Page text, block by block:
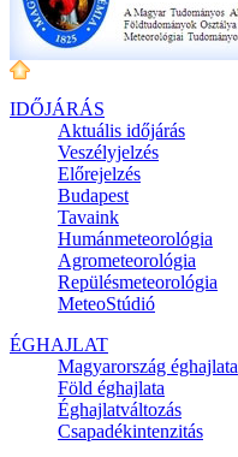
IDŐJÁRÁS
Aktuális időjárás
Veszélyjelzés
Előrejelzés
Budapest
Tavaink
Humánmeteorológia
Agrometeorológia
Repülésmeteorológia
MeteoStúdió
ÉGHAJLAT
Magyarország éghajlata
Föld éghajlata
Éghajlatváltozás
Csapadékintenzitás